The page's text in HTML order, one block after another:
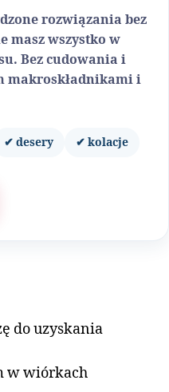
rozwiązania bez
masz wszystko w
Bez cudowania i
makroskładnikami i
✔ desery ✔ kolacje
do uzyskania
w wiórkach